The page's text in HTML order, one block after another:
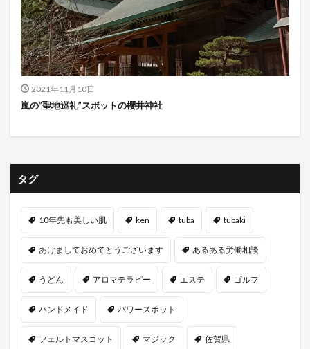
2021年11月10日
嵐の”聖地巡礼”スポットの櫻井神社
タグ
10年先も美しい肌 ken tuba tubaki
あけましておめでとうございます あるある労働相談
うどん アロマテラピー エステ ゴルフ
ハンドメイド パワースポット
フェルトマスコット マジック 佐賀県